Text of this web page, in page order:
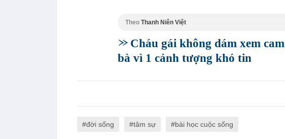
Theo Thanh Niên Việt
Cháu gái không dám xem
bà vì 1 cảnh tượng khó tin
đời sống tâm sự bài học cuộc sống